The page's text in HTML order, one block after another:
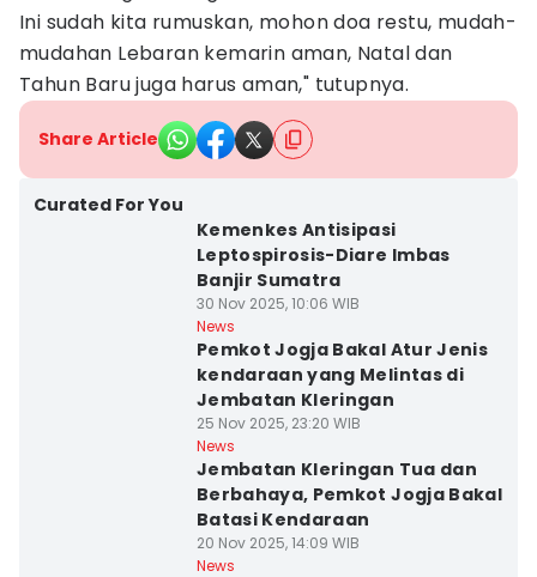
Ini sudah kita rumuskan, mohon doa restu, mudah-
mudahan Lebaran kemarin aman, Natal dan
Tahun Baru juga harus aman," tutupnya.
Share Article
Curated For You
Kemenkes Antisipasi
Leptospirosis-Diare Imbas
Banjir Sumatra
30 Nov 2025, 10:06 WIB
News
Pemkot Jogja Bakal Atur Jenis
kendaraan yang Melintas di
Jembatan Kleringan
25 Nov 2025, 23:20 WIB
News
Jembatan Kleringan Tua dan
Berbahaya, Pemkot Jogja Bakal
Batasi Kendaraan
20 Nov 2025, 14:09 WIB
News